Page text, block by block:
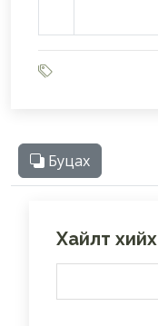
Буцах
Хайлт хийх